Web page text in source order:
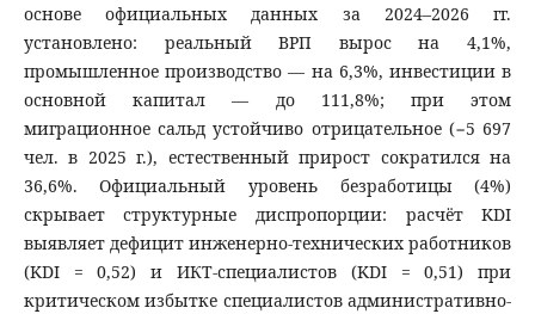
основе официальных данных за 2024–2026 гг.
установлено: реальный ВРП вырос на 4,1%,
промышленное производство — на 6,3%, инвестиции в
основной капитал — до 111,8%; при этом
миграционное сальд устойчиво отрицательное (−5 697
чел. в 2025 г.), естественный прирост сократился на
36,6%. Официальный уровень безработицы (4%)
скрывает структурные диспропорции: расчёт KDI
выявляет дефицит инженерно-технических работников
(KDI = 0,52) и ИКТ-специалистов (KDI = 0,51) при
критическом избытке специалистов административно-